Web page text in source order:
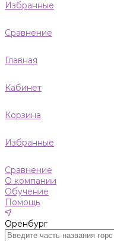
Избранные
Сравнение
Главная
Кабинет
Корзина
Избранные
Сравнение
О компании
Обучение
Помощь
Оренбург